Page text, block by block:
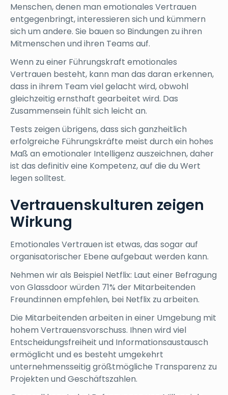
Menschen, denen man emotionales Vertrauen
entgegenbringt, interessieren sich und kümmern
sich um andere. Sie bauen so Bindungen zu ihren
Mitmenschen und ihren Teams auf.
Wenn zu einer Führungskraft emotionales
Vertrauen besteht, kann man das daran erkennen,
dass in ihrem Team viel gelacht wird, obwohl
gleichzeitig ernsthaft gearbeitet wird. Das
Zusammensein fühlt sich leicht an.
Tests zeigen übrigens, dass sich ganzheitlich
erfolgreiche Führungskräfte meist durch ein hohes
Maß an emotionaler Intelligenz auszeichnen, daher
ist das definitiv eine Kompetenz, auf die du Wert
legen solltest.
Vertrauenskulturen zeigen
Wirkung
Emotionales Vertrauen ist etwas, das sogar auf
organisatorischer Ebene aufgebaut werden kann.
Nehmen wir als Beispiel Netflix: Laut einer Befragung
von Glassdoor würden 71% der Mitarbeitenden
Freund:innen empfehlen, bei Netflix zu arbeiten.
Die Mitarbeitenden arbeiten in einer Umgebung mit
hohem Vertrauensvorschuss. Ihnen wird viel
Entscheidungsfreiheit und Informationsaustausch
ermöglicht und es besteht umgekehrt
unternehmensseitig größtmögliche Transparenz zu
Projekten und Geschäftszahlen.